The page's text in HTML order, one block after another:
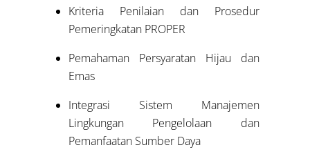
Kriteria Penilaian dan Prosedur
Pemeringkatan PROPER
Pemahaman Persyaratan Hijau dan
Emas
Integrasi Sistem Manajemen
Lingkungan Pengelolaan dan
Pemanfaatan Sumber Daya